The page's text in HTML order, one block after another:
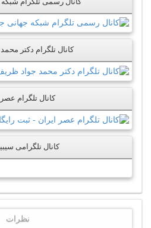
کانال تلگرام دکتر
کانال تلگرام
کانال تلگرامی
نظرات